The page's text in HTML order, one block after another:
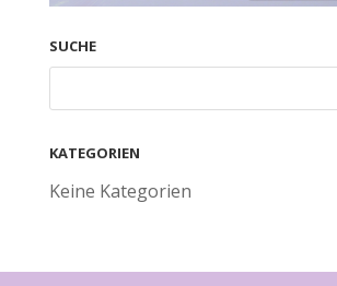
SUCHE
KATEGORIEN
Keine Kategorien